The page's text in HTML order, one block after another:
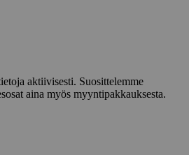
aktiivisesti. Suosittelemme
aina myös myyntipakkauksesta.